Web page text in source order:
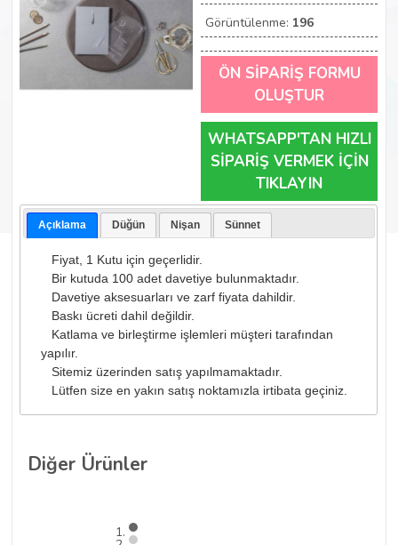
Görüntülenme: 196
ÖN SİPARİŞ FORMU
OLUŞTUR
WHATSAPP'TAN HIZLI
SİPARİŞ VERMEK İÇİN
TIKLAYIN
Açıklama Düğün Nişan Sünnet
Fiyat, 1 Kutu için geçerlidir.
Bir kutuda 100 adet davetiye bulunmaktadır.
Davetiye aksesuarları ve zarf fiyata dahildir.
Baskı ücreti dahil değildir.
Katlama ve birleştirme işlemleri müşteri tarafından
yapılır.
Sitemiz üzerinden satış yapılmamaktadır.
Lütfen size en yakın satış noktamızla irtibata geçiniz.
Diğer Ürünler